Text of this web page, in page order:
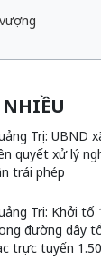
Trị: UBND
quyết xử lý
trái phép
Trị: Khởi tố
đường dây
trực tuyến